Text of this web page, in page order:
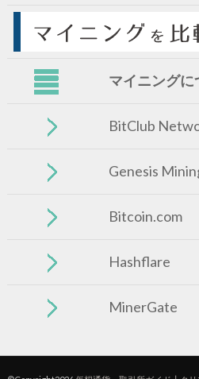
マイニングに
BitClub
Genesis
Bitcoin.com
Hashflare
MinerGate